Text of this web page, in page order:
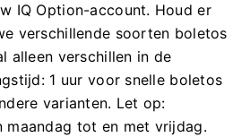
IQ Option-account. Houd er
verschillende soorten boletos
alleen verschillen in de
1 uur voor snelle boletos
varianten. Let op:
maandag tot en met vrijdag.